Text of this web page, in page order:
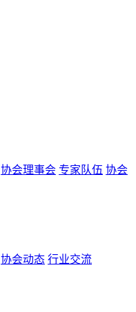
协会理事会 专家队伍 协会
协会动态 行业交流